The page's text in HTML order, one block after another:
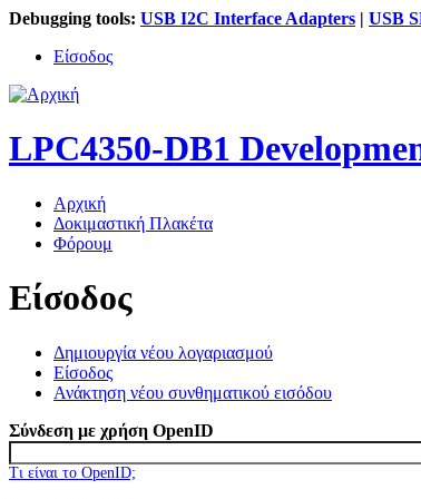
Debugging tools: USB I2C Interface Adapters | USB
Είσοδος
LPC4350-DB1
Κύριο μενού
Αρχική
Δοκιμαστική Πλακέτα
Φόρουμ
Είσοδος
Πρωτεύουσες καρτέλες
Δημιουργία νέου λογαριασμού
Είσοδος
Ανάκτηση νέου συνθηματικού εισόδου
Σύνδεση με χρήση OpenID
Τι είναι το OpenID;